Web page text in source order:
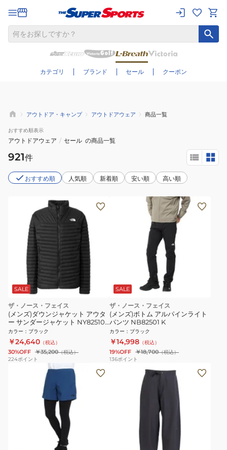
カテゴリ ブランド セール クーポン
さらに絞り込む
アウトドア・キャンプ アウトドアウェア 商品一覧
おすすめ順表示
アウトドアウェア / セール の商品一覧
921件
おすすめ順 人気順 新着順 安い順 高い順
SALE
ザ・ノース・フェイス
(メンズ)ダウンジャケット アウタ
ー サンダージャケット NY82510
K
カラー ： ブラック
￥24,640 （税込）
30%OFF ￥35,200（税込）
224ポイント
SALE
ザ・ノース・フェイス
(メンズ)ボトム アルパインライト
パンツ NB82501 K
カラー ： ブラック
￥14,998 （税込）
19%OFF ￥18,700（税込）
136ポイント